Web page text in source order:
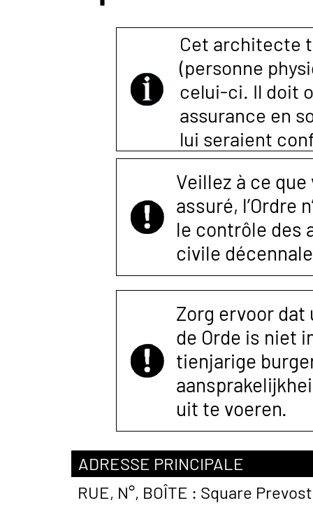
Cet architecte
(personne
celui-ci. Il doit
assurance en
lui seraient
Veillez à ce
assuré, l’Ordre
le contrôle des
civile
Zorg ervoor
de Orde is niet
tienjarige
uit te voeren.
ADRESSE PRINCIPALE
RUE, N°, BOÎTE : Square Prevost